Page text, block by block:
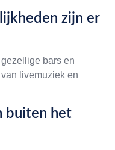
zijn er
bars en
livemuziek en
buiten het